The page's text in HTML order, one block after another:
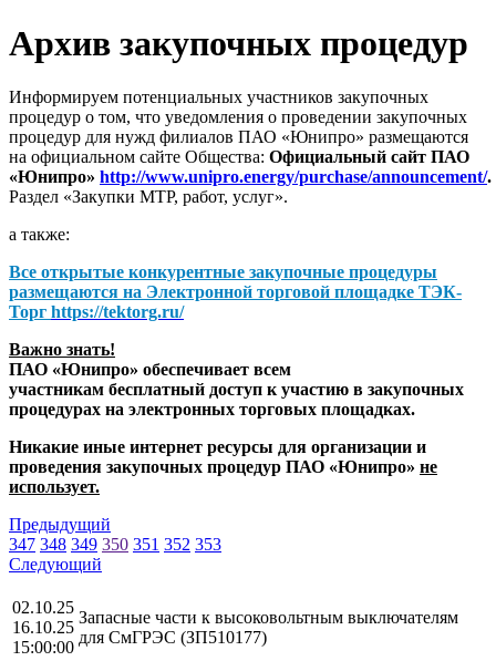
Архив закупочных процедур
Информируем потенциальных участников закупочных
процедур о том, что уведомления о проведении закупочных
процедур для нужд филиалов ПАО «Юнипро» размещаются
на официальном сайте Общества: Официальный сайт ПАО
«Юнипро» http://www.unipro.energy/purchase/announcement/.
Раздел «Закупки МТР, работ, услуг».
а также:
Все открытые конкурентные закупочные процедуры
размещаются на Электронной торговой площадке ТЭК-
Торг https://tektorg.ru/
Важно знать!
ПАО «Юнипро» обеспечивает всем
участникам бесплатный доступ к участию в закупочных
процедурах на электронных торговых площадках.
Никакие иные интернет ресурсы для организации и
проведения закупочных процедур ПАО «Юнипро» не
использует.
Предыдущий
347 348 349 350 351 352 353
Следующий
02.10.25
16.10.25
15:00:00
Запасные части к высоковольтным выключателям
для СмГРЭС (ЗП510177)